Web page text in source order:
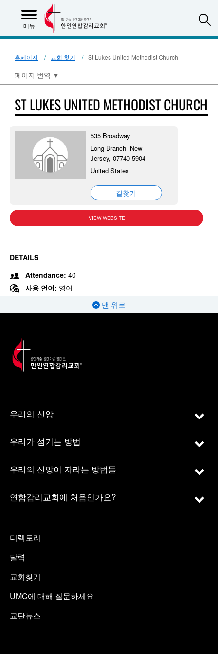
메뉴
홈페이지 교회 찾기 St Lukes United Methodist Church
페이지 번역 ▼
ST LUKES UNITED METHODIST CHURCH
535 Broadway
Long Branch, New
Jersey, 07740-5904
United States
길찾기
VIEW WEBSITE
DETAILS
Attendance: 40
사용 언어: 영어
맨 위로
우리의 신앙
우리가 섬기는 방법
우리의 신앙이 자라는 방법들
연합감리교회에 처음인가요?
디렉토리
달력
교회찾기
UMC에 대해 질문하세요
교단뉴스